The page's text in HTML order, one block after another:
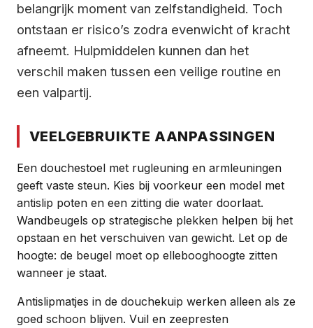
belangrijk moment van zelfstandigheid. Toch
ontstaan er risico’s zodra evenwicht of kracht
afneemt. Hulpmiddelen kunnen dan het
verschil maken tussen een veilige routine en
een valpartij.
VEELGEBRUIKTE AANPASSINGEN
Een douchestoel met rugleuning en armleuningen
geeft vaste steun. Kies bij voorkeur een model met
antislip poten en een zitting die water doorlaat.
Wandbeugels op strategische plekken helpen bij het
opstaan en het verschuiven van gewicht. Let op de
hoogte: de beugel moet op ellebooghoogte zitten
wanneer je staat.
Antislipmatjes in de douchekuip werken alleen als ze
goed schoon blijven. Vuil en zeepresten